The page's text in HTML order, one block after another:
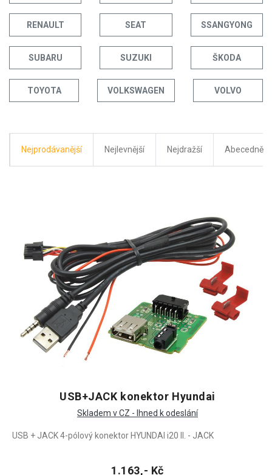
RENAULT SEAT SSANGYONG
SUBARU SUZUKI ŠKODA
TOYOTA VOLKSWAGEN VOLVO
Nejprodávanější Nejlevnější Nejdražší Abecedně
USB+JACK konektor Hyundai
Skladem v CZ - Ihned k odeslání
USB + JACK 4-pólový konektor HYUNDAI i20 II. - JACK
1.163,- Kč